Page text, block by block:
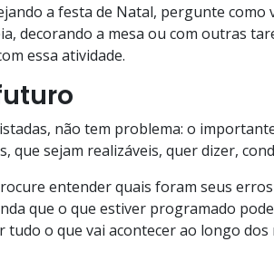
a festa de Natal, pergunte como
decorando a mesa ou com outras
essa atividade.
não tem problema: o
sejam realizáveis, quer dizer,
entender quais foram seus
que o que estiver programado
o que vai acontecer ao longo dos